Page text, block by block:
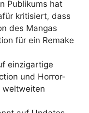
Publikums hat
kritisiert, dass
des Mangas
für ein Remake
einzigartige
und Horror-
weltweiten